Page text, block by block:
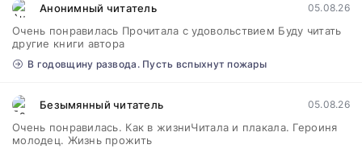
Анонимный читатель 05.08.26
Очень понравилась Прочитала с удовольствием Буду читать
другие книги автора
В годовщину развода. Пусть вспыхнут пожары
Безымянный читатель 05.08.26
Очень понравилась. Как в жизниЧитала и плакала. Героиня
молодец. Жизнь прожить